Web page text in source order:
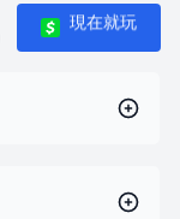
現在就玩